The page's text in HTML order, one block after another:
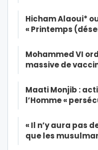
Hicham Alaoui*
« Printemps
Mohammed VI
massive de
Maati Monjib :
l’Homme «
« Il n’y aura pas
que les